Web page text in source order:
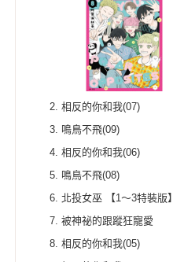
相反的你和我(07)
鳴鳥不飛(09)
相反的你和我(06)
鳴鳥不飛(08)
北投女巫 【1～3特裝版】
被神祕的跟蹤狂寵愛
相反的你和我(05)